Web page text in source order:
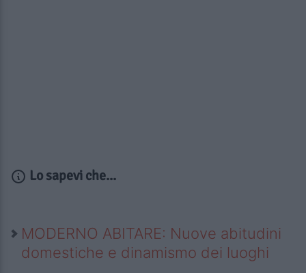
Lo sapevi che...
MODERNO ABITARE: Nuove abitudini
domestiche e dinamismo dei luoghi